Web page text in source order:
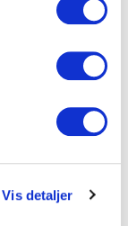
Vis detaljer